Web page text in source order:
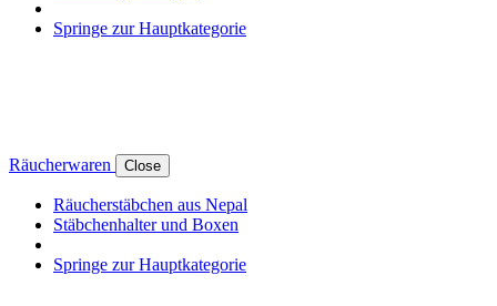
Springe zur Hauptkategorie
Räucherwaren Close
Räucherstäbchen aus Nepal
Stäbchenhalter und Boxen
Springe zur Hauptkategorie